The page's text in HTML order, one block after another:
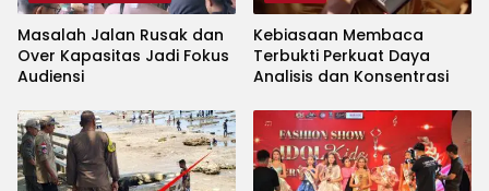
Masalah Jalan Rusak dan
Over Kapasitas Jadi Fokus
Audiensi
Kebiasaan Membaca
Terbukti Perkuat Daya
Analisis dan Konsentrasi